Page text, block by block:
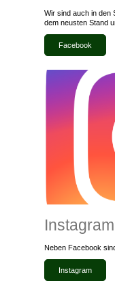
Wir sind auch in den
dem neusten Stand
Facebook
Instagram
Neben Facebook
Instagram